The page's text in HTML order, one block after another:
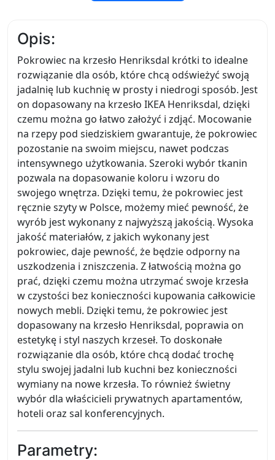
Opis:
Pokrowiec na krzesło Henriksdal krótki to idealne
rozwiązanie dla osób, które chcą odświeżyć swoją
jadalnię lub kuchnię w prosty i niedrogi sposób. Jest
on dopasowany na krzesło IKEA Henriksdal, dzięki
czemu można go łatwo założyć i zdjąć. Mocowanie
na rzepy pod siedziskiem gwarantuje, że pokrowiec
pozostanie na swoim miejscu, nawet podczas
intensywnego użytkowania. Szeroki wybór tkanin
pozwala na dopasowanie koloru i wzoru do
swojego wnętrza. Dzięki temu, że pokrowiec jest
ręcznie szyty w Polsce, możemy mieć pewność, że
wyrób jest wykonany z najwyższą jakością. Wysoka
jakość materiałów, z jakich wykonany jest
pokrowiec, daje pewność, że będzie odporny na
uszkodzenia i zniszczenia. Z łatwością można go
prać, dzięki czemu można utrzymać swoje krzesła
w czystości bez konieczności kupowania całkowicie
nowych mebli. Dzięki temu, że pokrowiec jest
dopasowany na krzesło Henriksdal, poprawia on
estetykę i styl naszych krzeseł. To doskonałe
rozwiązanie dla osób, które chcą dodać trochę
stylu swojej jadalni lub kuchni bez konieczności
wymiany na nowe krzesła. To również świetny
wybór dla właścicieli prywatnych apartamentów,
hoteli oraz sal konferencyjnych.
Parametry: